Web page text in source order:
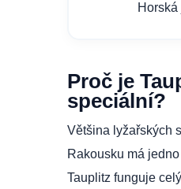
Horská
Proč je
speciální?
Většina lyžařských
Rakousku má
Tauplitz funguje